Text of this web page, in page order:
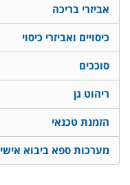
אביזרי בריכה
כיסויים ואביזרי כיסוי
סוככים
ריהוט גן
הזמנת טכנאי
מערכות ספא ביבוא אישי